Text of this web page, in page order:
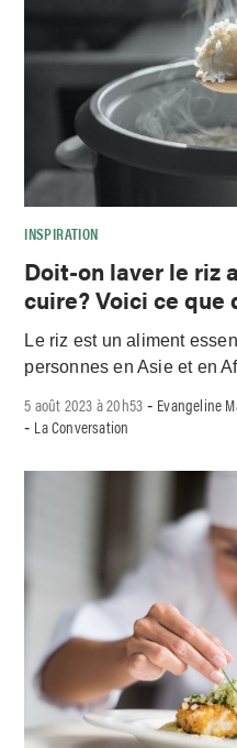
INSPIRATION
Doit-on laver le riz
cuire? Voici ce que
Le riz est un aliment
personnes en Asie et en
5 août 2023 à 20h53 - Evangeline
- La Conversation